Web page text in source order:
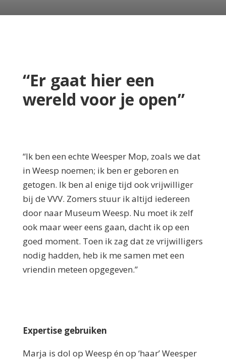
“Er gaat hier een
wereld voor je open”
“Ik ben een echte Weesper Mop, zoals we dat
in Weesp noemen; ik ben er geboren en
getogen. Ik ben al enige tijd ook vrijwilliger
bij de VVV. Zomers stuur ik altijd iedereen
door naar Museum Weesp. Nu moet ik zelf
ook maar weer eens gaan, dacht ik op een
goed moment. Toen ik zag dat ze vrijwilligers
nodig hadden, heb ik me samen met een
vriendin meteen opgegeven.”
Expertise gebruiken
Marja is dol op Weesp én op ‘haar’ Weesper